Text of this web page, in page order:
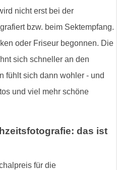
nicht erst bei der
bzw. beim Sektempfang.
oder Friseur begonnen. Die
sich schneller an den
fühlt sich dann wohler - und
und viel mehr schöne
das ist
für die